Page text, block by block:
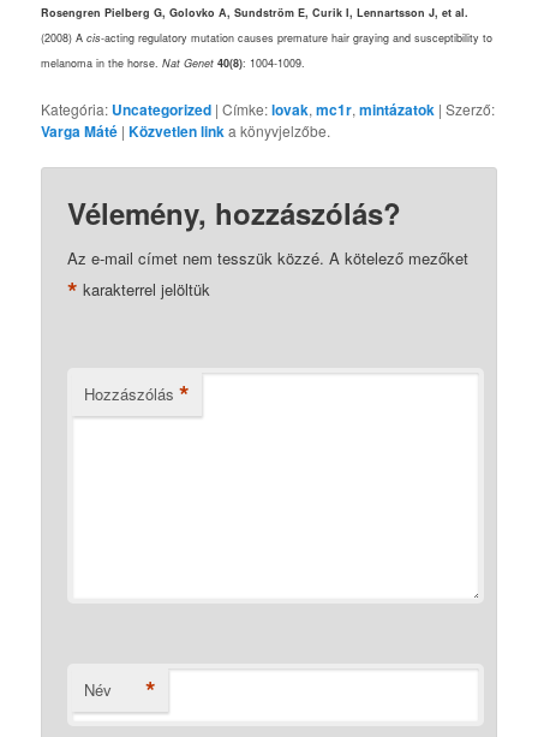
Rosengren Pielberg G, Golovko A, Sundström E, Curik I, Lennartsson J, et al.
(2008) Acis-acting regulatory mutation causes premature hair graying and susceptibility to
melanoma in the horse.Nat Genet 40(8): 1004-1009.
Kategória: Uncategorized | Címke:lovak,mc1r,mintázatok | Szerző:
Varga Máté |Közvetlen linka könyvjelzőbe.
Vélemény, hozzászólás?
Az e-mail címet nem tesszük közzé. A kötelező mezőket
* karakterrel jelöltük
Hozzászólás *
Név *